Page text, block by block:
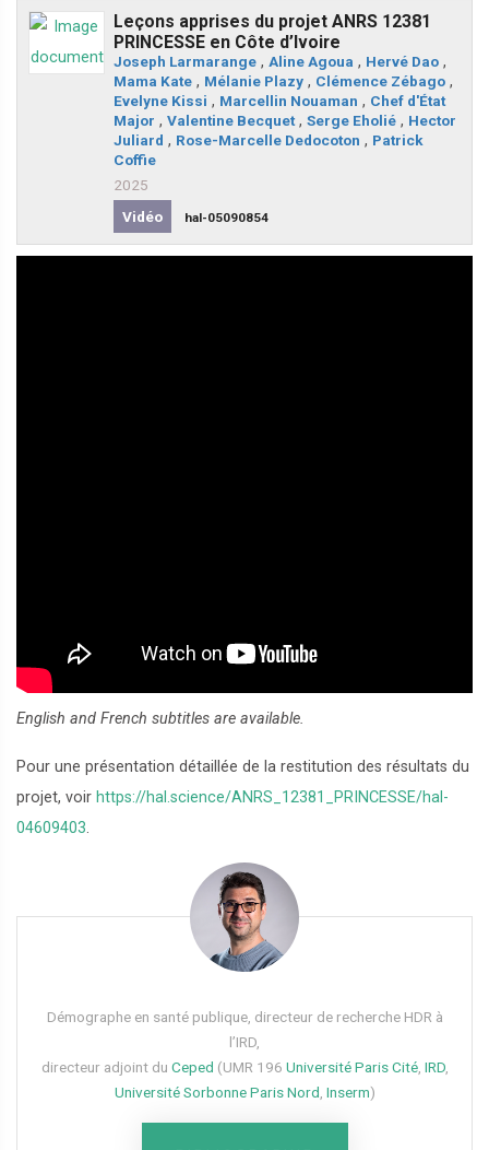
Leçons apprises du projet ANRS 12381
PRINCESSE en Côte d’Ivoire
Joseph Larmarange , Aline Agoua , Hervé Dao ,
Mama Kate , Mélanie Plazy , Clémence Zébago ,
Evelyne Kissi , Marcellin Nouaman , Chef d'État
Major , Valentine Becquet, Serge Eholié , Hector
Juliard , Rose-Marcelle Dedocoton , Patrick
Coffie
2025
Vidéo
hal-05090854
English and French subtitles are available.
Pour une présentation détaillée de la restitution des résultats du
projet, voir https://hal.science/ANRS_12381_PRINCESSE/hal-
04609403.
Démographe en santé publique, directeur de recherche HDR à
l’IRD,
directeur adjoint du Ceped (UMR 196 Université Paris Cité, IRD,
Université Sorbonne Paris Nord Inserm)